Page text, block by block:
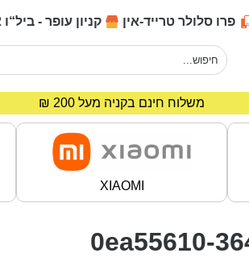
פרו סלולר טרייד-אין קניון עופר - ביל“ו 2, רחובות
משלוח חינם בקניה מעל 200 ₪
מחירים מיוחדים לרוכשים באתר!
XIAOMI
0ea55610-